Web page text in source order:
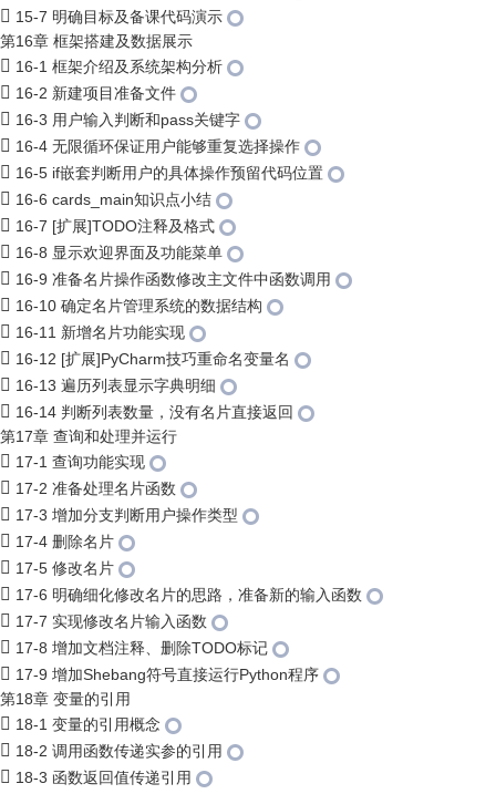
15-7 明确目标及备课代码演示
第16章 框架搭建及数据展示
16-1 框架介绍及系统架构分析
16-2 新建项目准备文件
16-3 用户输入判断和pass关键字
16-4 无限循环保证用户能够重复选择操作
16-5 if嵌套判断用户的具体操作预留代码位置
16-6 cards_main知识点小结
16-7 [扩展]TODO注释及格式
16-8 显示欢迎界面及功能菜单
16-9 准备名片操作函数修改主文件中函数调用
16-10 确定名片管理系统的数据结构
16-11 新增名片功能实现
16-12 [扩展]PyCharm技巧重命名变量名
16-13 遍历列表显示字典明细
16-14 判断列表数量，没有名片直接返回
第17章 查询和处理并运行
17-1 查询功能实现
17-2 准备处理名片函数
17-3 增加分支判断用户操作类型
17-4 删除名片
17-5 修改名片
17-6 明确细化修改名片的思路，准备新的输入函数
17-7 实现修改名片输入函数
17-8 增加文档注释、删除TODO标记
17-9 增加Shebang符号直接运行Python程序
第18章 变量的引用
18-1 变量的引用概念
18-2 调用函数传递实参的引用
18-3 函数返回值传递引用